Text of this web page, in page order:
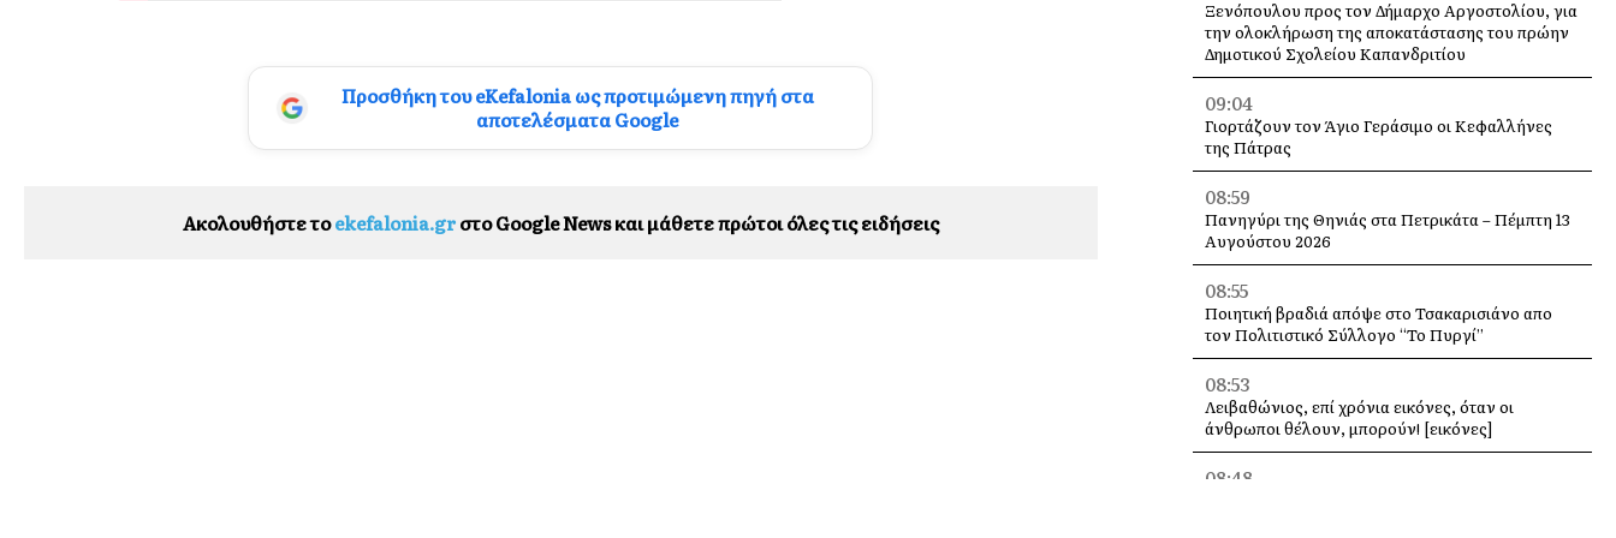
Προσθήκη του eKefalonia ως προτιμώμενη πηγή στα
αποτελέσματα Google
Ακολουθήστε τοekefalonia.grστο Google News και μάθετε πρώτοι όλες τις ειδήσεις
Ξενόπουλου προς τον Δήμαρχο Αργοστολίου, για
την ολοκλήρωση της αποκατάστασης του πρώην
Δημοτικού Σχολείου Καπανδριτίου
09:04
Γιορτάζουν τον Άγιο Γεράσιμο οι Κεφαλλήνες
της Πάτρας
08:59
Πανηγύρι της Θηνιάς στα Πετρικάτα – Πέμπτη 13
Αυγούστου 2026
08:55
Ποιητική βραδιά απόψε στο Τσακαρισιάνο απο
τον Πολιτιστικό Σύλλογο “Το Πυργί”
08:53
Λειβαθώνιος, επί χρόνια εικόνες, όταν οι
άνθρωποι θέλουν, μπορούν! [εικόνες]
08:48